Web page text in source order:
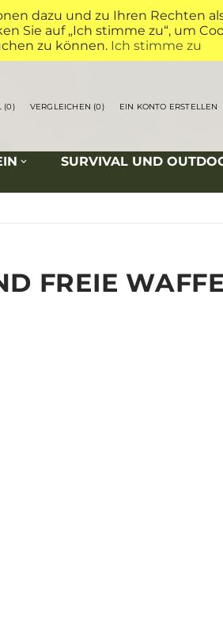
dazu und zu Ihren Rechten
Sie auf „Ich stimme zu“, um
zu können. Ich stimme zu
0 VERGLEICHEN 0 EIN KONTO ERSTELLEN
SURVIVAL UND
FREIE